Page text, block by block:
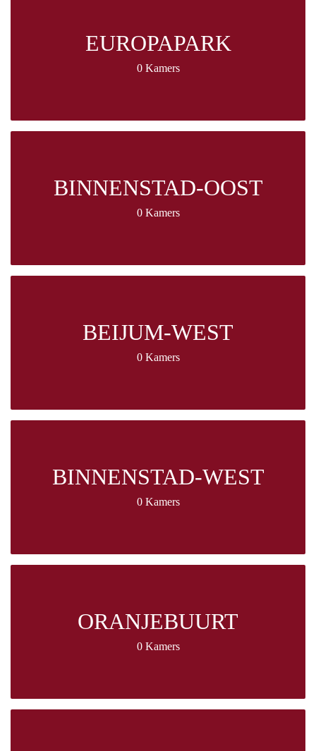
EUROPAPARK
0 Kamers
BINNENSTAD-OOST
0 Kamers
BEIJUM-WEST
0 Kamers
BINNENSTAD-WEST
0 Kamers
ORANJEBUURT
0 Kamers